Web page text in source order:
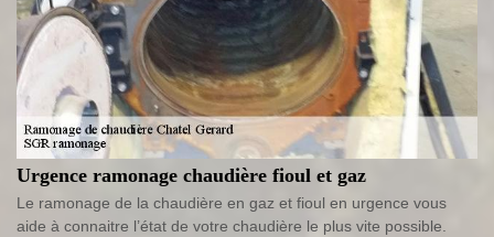
Urgence ramonage chaudière fioul et gaz
Le ramonage de la chaudière en gaz et fioul en urgence vous
aide à connaitre l’état de votre chaudière le plus vite possible.